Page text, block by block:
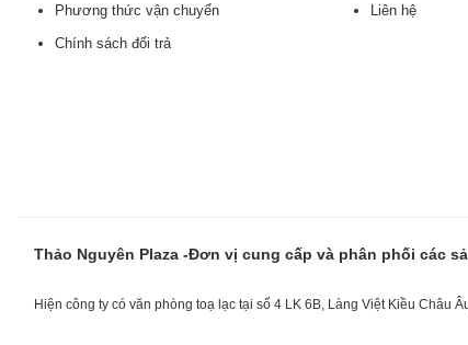
Phương thức vận chuyển
Chính sách đổi trả
Liên hệ
Thảo Nguyên Plaza -Đơn vị cung cấp và phân phối các
Hiện công ty có văn phòng toạ lạc tại số 4 LK 6B, Làng Việt Kiều Châu